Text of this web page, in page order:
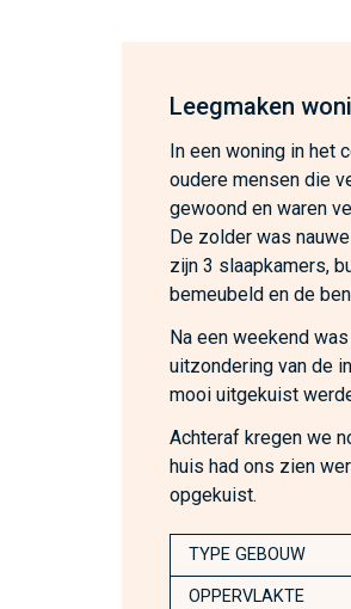
Leegmaken
In een woning in het
oudere mensen die
gewoond en waren
De zolder was
zijn 3 slaapkamers,
bemeubeld en de
Na een weekend
uitzondering van de
mooi uitgekuist
Achteraf kregen we
huis had ons zien
opgekuist.
TYPE GEBOUW
OPPERVLAKTE